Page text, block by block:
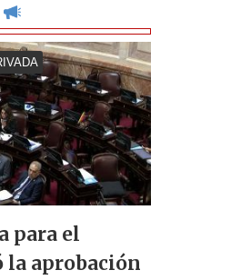
para el
la aprobación